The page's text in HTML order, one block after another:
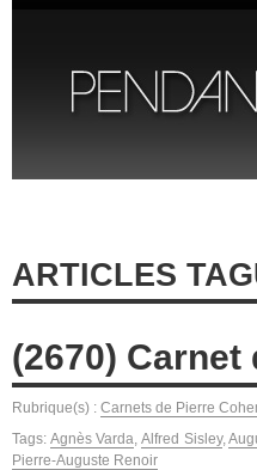
ARTICLES
(2670) Carnet
Rubrique(s) : Carnets de Pierre
Tags: Agnès Varda,Alfred Sisley,
Pierre-Auguste Renoir